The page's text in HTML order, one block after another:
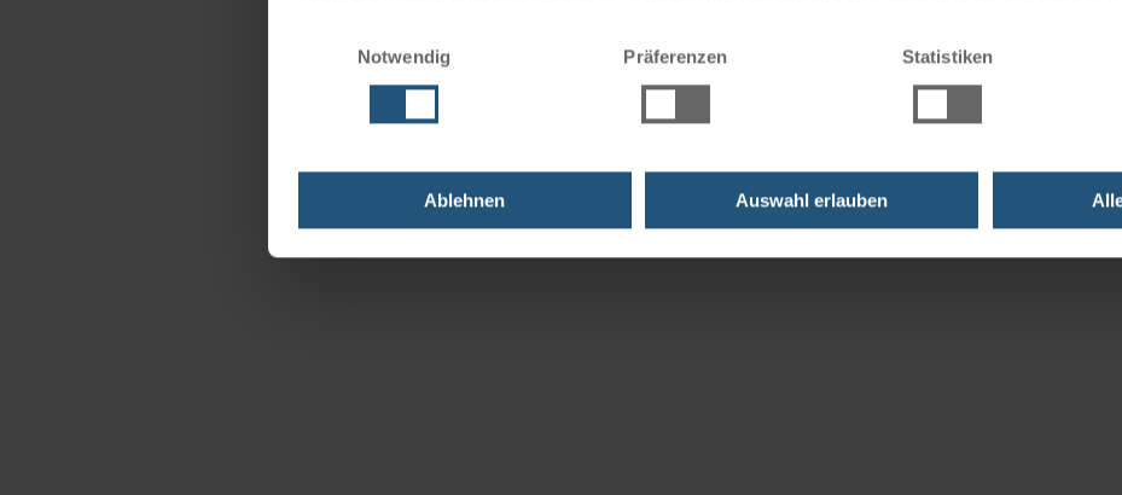
Impressum Datenschutz
Notwendig
Präferenzen Statistiken
Ablehnen Auswahl erlauben